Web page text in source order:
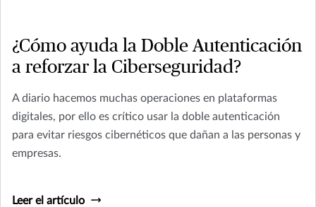
¿Cómo ayuda la Doble Autenticación
a reforzar la Ciberseguridad?
A diario hacemos muchas operaciones en plataformas
digitales, por ello es crítico usar la doble autenticación
para evitar riesgos cibernéticos que dañan a las personas y
empresas.
Leer el artículo